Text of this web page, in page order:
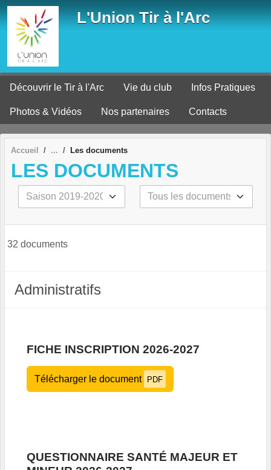
L'Union Tir à l'Arc
Découvrir le Tir à l'Arc Vie du club Infos Pratiques
Photos & Vidéos Nos partenaires Contacts
Accueil Les documents
LES DOCUMENTS
32 documents
Administratifs
FICHE INSCRIPTION 2026-2027
Télécharger le document PDF
QUESTIONNAIRE SANTÉ MAJEUR ET
Panneau de gestion des cookies